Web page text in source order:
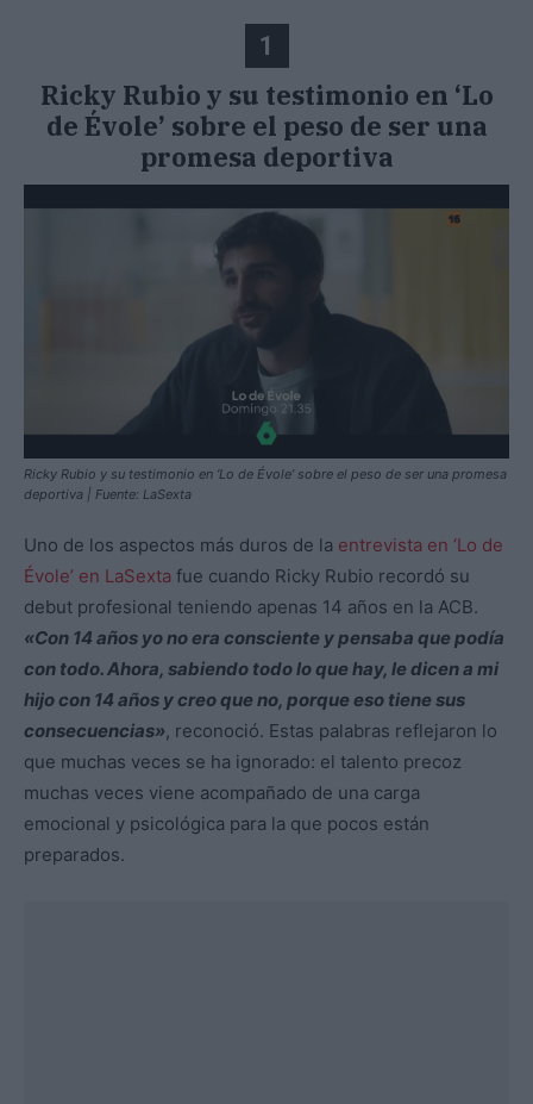
1
Ricky Rubio y su testimonio en ‘Lo
de Évole’ sobre el peso de ser una
promesa deportiva
Ricky Rubio y su testimonio en ‘Lo de Évole’ sobre el peso de ser una promesa
deportiva | Fuente: LaSexta
Uno de los aspectos más duros de la entrevista en ‘Lo de
Évole’ en LaSexta fue cuando Ricky Rubio recordó su
debut profesional teniendo apenas 14 años en la ACB.
«Con 14 años yo no era consciente y pensaba que podía
con todo. Ahora, sabiendo todo lo que hay, le dicen a mi
hijo con 14 años y creo que no, porque eso tiene sus
consecuencias», reconoció. Estas palabras reflejaron lo
que muchas veces se ha ignorado: el talento precoz
muchas veces viene acompañado de una carga
emocional y psicológica para la que pocos están
preparados.